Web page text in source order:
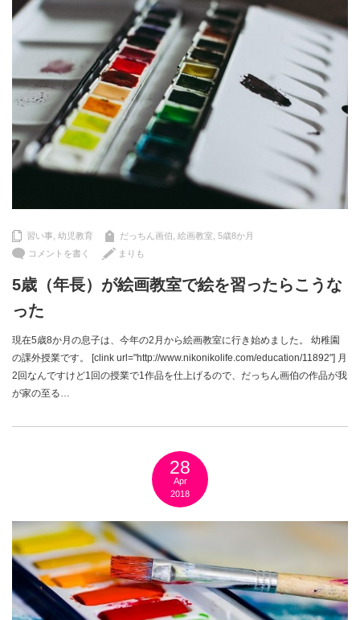
習い事 幼児教育 だっちん画伯 絵画教室 5歳8か月
コメントを書く
まりも
5歳（年長）が絵画教室で絵を習ったらこうな
った
現在5歳8か月の息子は、今年の2月から絵画教室に行き始めました。 幼稚園
の課外授業です。 [clink url="http://www.nikonikolife.com/education/11892"] 月
2回なんですけど1回の授業で1作品を仕上げるので、だっちん画伯の作品が我
が家の至る…
28
Apr
2018